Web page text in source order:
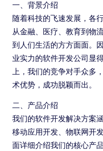
一、背景介绍
随着科技的飞速发展，各
从金融、医疗、教育到物
到人们生活的方方面面。
业实力的软件开发公司显
上，我们的竞争对手众多
术优势，成功脱颖而出。
二、产品介绍
我们的软件开发解决方案
移动应用开发、物联网开
面详细介绍我们的核心产